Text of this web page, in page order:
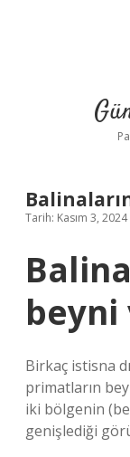
Tarih: Kasım 3, 2024
beyni
Birkaç istisna
primatların
iki bölgenin
genişlediği